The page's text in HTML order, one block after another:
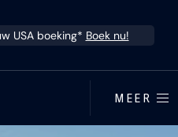
USA boeking* Boek nu!
MEER